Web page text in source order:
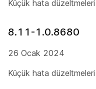
Küçük hata
8.11-1.0.8680
26 Ocak 2024
Küçük hata